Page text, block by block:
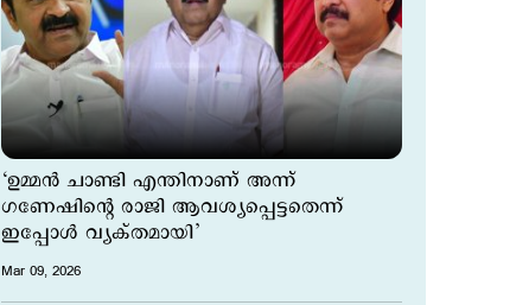
‘ഉമ്മൻ ചാണ്ടി എന്തിനാണ് അന്ന്
ഗണേഷിന്റെ രാജി ആവശ്യപ്പെട്ടതെന്ന്
ഇപ്പോൾ വ്യക്തമായി’
Mar 09, 2026